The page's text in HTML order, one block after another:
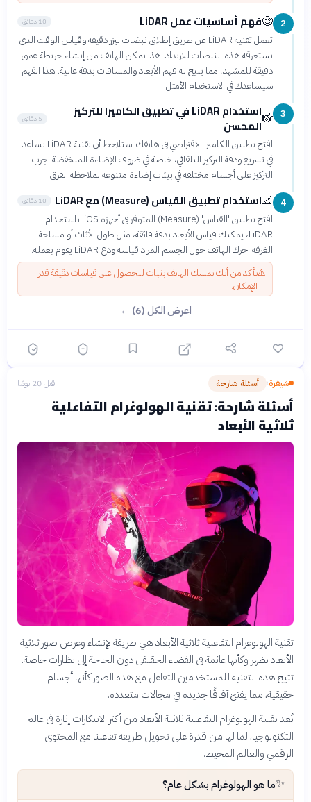
2
🧐فهم أساسيات عمل LiDAR 10 دقائق
تعمل تقنية LiDAR عن طريق إطلاق نبضات ليزر دقيقة وقياس الوقت الذي
تستغرقه هذه النبضات للارتداد. هذا يمكن الهاتف من إنشاء خريطة عمق
دقيقة للمشهد، مما يتيح له فهم الأبعاد والمسافات بدقة عالية. هذا الفهم
سيساعدك في الاستخدام الأمثل.
3
📸
استخدام LiDAR في تطبيق الكاميرا للتركيز
المحسن
5 دقائق
افتح تطبيق الكاميرا الافتراضي في هاتفك. ستلاحظ أن تقنية LiDAR تساعد
في تسريع ودقة التركيز التلقائي، خاصة في ظروف الإضاءة المنخفضة. جرب
التركيز على أجسام مختلفة في بيئات إضاءة متنوعة لملاحظة الفرق.
4
📐استخدام تطبيق القياس (Measure) مع LiDAR 10 دقائق
افتح تطبيق 'القياس' (Measure) المتوفر في أجهزة iOS. باستخدام
LiDAR، يمكنك قياس الأبعاد بدقة فائقة، مثل طول الأثاث أو مساحة
الغرفة. حرك الهاتف حول الجسم المراد قياسه ودع LiDAR يقوم بعمله.
⚠️تأكد من أنك تمسك الهاتف بثبات للحصول على قياسات دقيقة قدر
الإمكان.
اعرض الكل (6) ←
شيفرة› أسئلة شارحة قبل 20 يومًا
أسئلة شارحة: تقنية الهولوغرام التفاعلية
ثلاثية الأبعاد
تقنية الهولوغرام التفاعلية ثلاثية الأبعاد هي طريقة لإنشاء وعرض صور ثلاثية
الأبعاد تظهر وكأنها عائمة في الفضاء الحقيقي دون الحاجة إلى نظارات خاصة.
تتيح هذه التقنية للمستخدمين التفاعل مع هذه الصور كأنها أجسام
حقيقية، مما يفتح آفاقًا جديدة في مجالات متعددة.
تُعد تقنية الهولوغرام التفاعلية ثلاثية الأبعاد من أكثر الابتكارات إثارة في عالم
التكنولوجيا، لما لها من قدرة على تحويل طريقة تفاعلنا مع المحتوى
الرقمي والعالم المحيط.
✨ما هو الهولوغرام بشكل عام؟